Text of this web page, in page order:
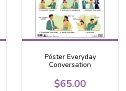
Póster Everyday
Conversation
$65.00